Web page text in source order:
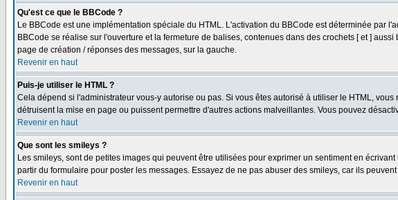
Qu'est ce que le BBCode ?
Le BBCode est une implémentation spéciale du HTML. L'activation du BBCode est déterminée par
BBCode se réalise sur l'ouverture et la fermeture de balises, contenues dans des crochets [ et ]
page de création / réponses des messages, sur la gauche.
Revenir en haut
Puis-je utiliser le HTML ?
Cela dépend si l'administrateur vous-y autorise ou pas. Si vous êtes autorisé à utiliser le HTML,
détruisent la mise en page ou puissent permettre d'autres actions malveillantes. Vous pouvez
Revenir en haut
Que sont les smileys ?
Les smileys, sont de petites images qui peuvent être utilisées pour exprimer un sentiment en
partir du formulaire pour poster les messages. Essayez de ne pas abuser des smileys, car ils
Revenir en haut